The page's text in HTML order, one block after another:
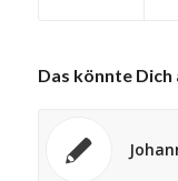
Das könnte